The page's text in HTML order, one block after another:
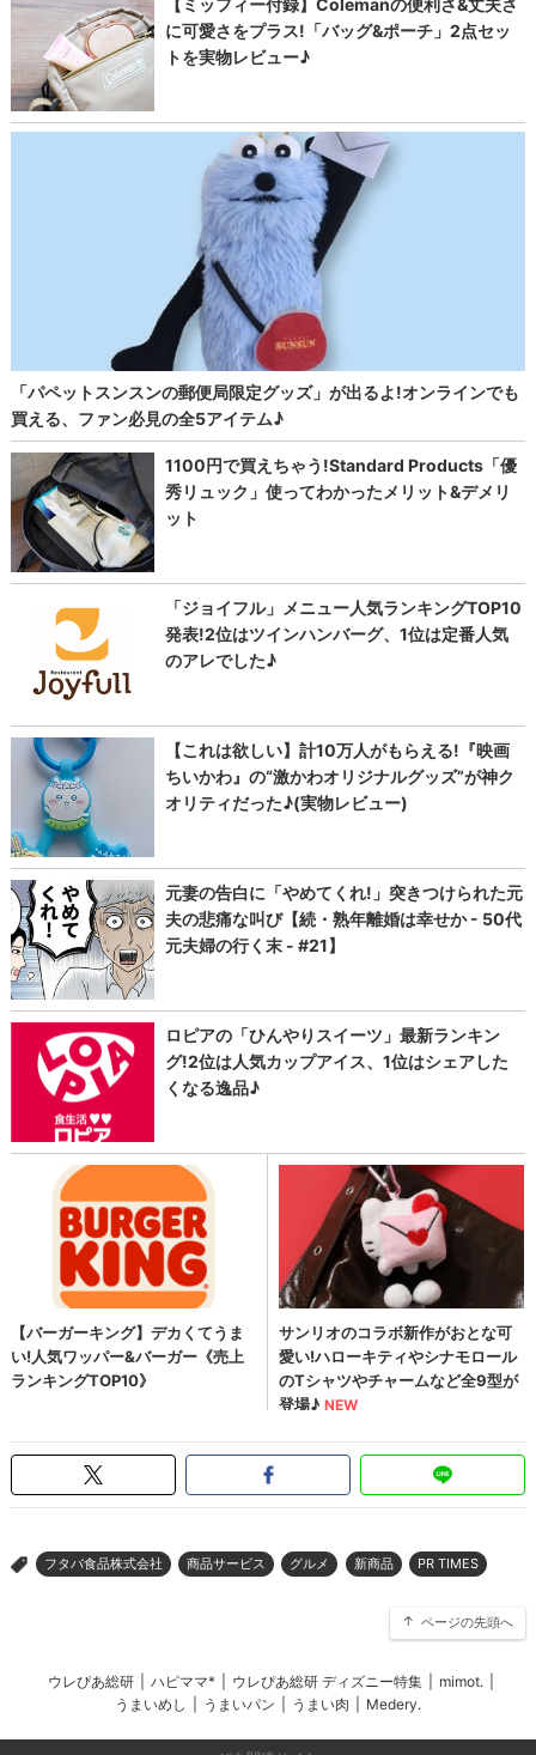
> フタバ食品株式会社 商品サービス グルメ 新商品 PR TIMES
ページの先頭へ
ウレぴあ総研 ハピママ* ウレぴあ総研 ディズニー特集 mimot.
うまいめし
うまいパン うまい肉 Medery.